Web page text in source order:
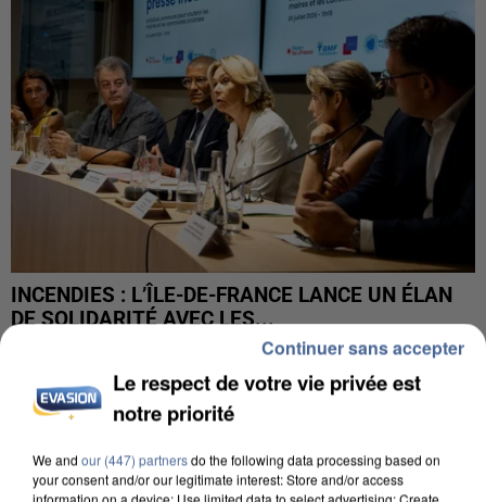
INCENDIES : L’ÎLE-DE-FRANCE LANCE UN ÉLAN
DE SOLIDARITÉ AVEC LES...
Le respect de votre vie privée est
notre priorité
We and our (447) partnersdo the following data processing based on
your consent and/or our legitimate interest: Store and/or access
information on a device; Use limited data to select advertising; Create
Continuer sans accepter